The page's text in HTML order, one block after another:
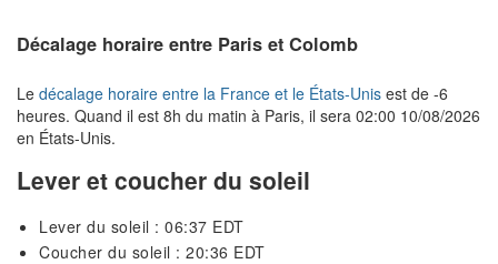
Décalage horaire entre Paris et Colomb
Le décalage horaire entre la France et le États-Unis est de -6
heures. Quand il est 8h du matin à Paris, il sera 02:00 10/08/2026
en États-Unis.
Lever et coucher du soleil
Lever du soleil : 06:37 EDT
Coucher du soleil : 20:36 EDT